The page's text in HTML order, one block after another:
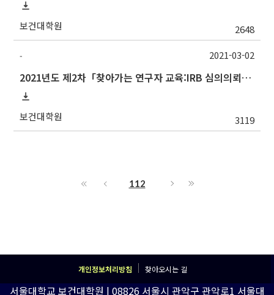
보건대학원 2648
-
2021년도 제2차「찾아가는 연구자 교육:IRB 심의의뢰서 작성법」안내
보건대학원 3119
2021-03-02
112
개인정보처리방침 찾아오시는 길
서울대학교 보건대학원 | 08826 서울시 관악구 관악로1 서울대